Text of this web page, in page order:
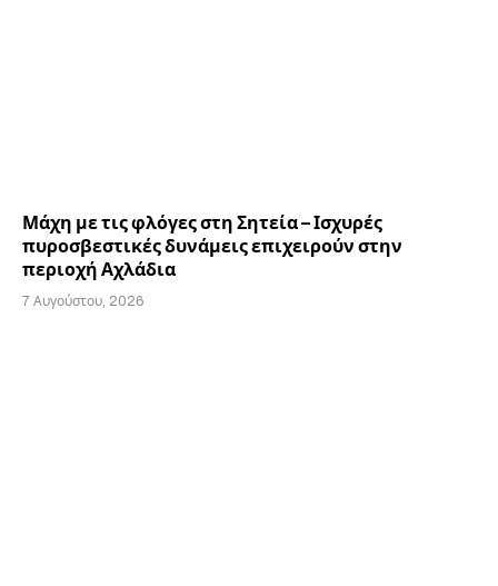
Μάχη με τις φλόγες στη Σητεία – Ισχυρές
πυροσβεστικές δυνάμεις επιχειρούν στην
περιοχή Αχλάδια
7 Αυγούστου, 2026